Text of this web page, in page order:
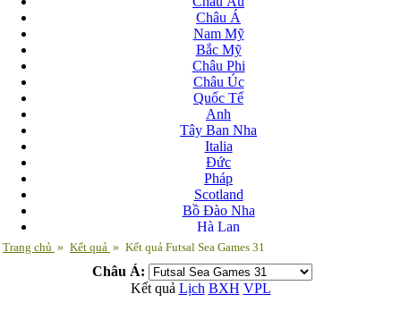
Châu Á
Nam Mỹ
Bắc Mỹ
Châu Phi
Châu Úc
Quốc Tế
Anh
Tây Ban Nha
Italia
Đức
Pháp
Scotland
Bồ Đào Nha
Hà Lan
Nga
Andorra
Armenia
Trang chủ » Kết quả » Kết quả Futsal Sea Games 31
Châu Á:
Kết quả Lịch BXH VPL